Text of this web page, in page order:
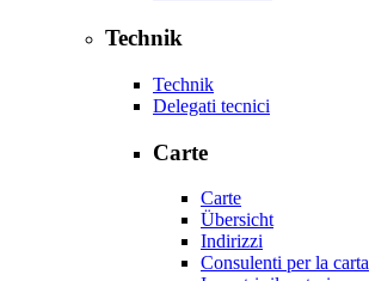
Technik
Technik
Delegati tecnici
Carte
Carte
Übersicht
Indirizzi
Consulenti per la carta